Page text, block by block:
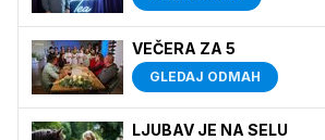
VEČERA ZA 5
GLEDAJ ODMAH
LJUBAV JE NA SELU